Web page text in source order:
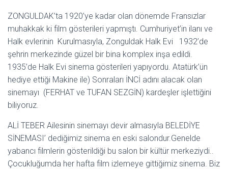
ZONGULDAK’ta 1920’ye kadar olan dönemde Fransızlar
muhakkak ki film gösterileri yapmıştı. Cumhuriyet’in ilanı ve
Halk evlerinin Kurulmasıyla, Zonguldak Halk Evi 1932’de
şehrin merkezinde güzel bir bina komplex inşa edildi.
1935’de Halk Evi sinema gösterileri yapıyordu. Atatürk’ün
hediye ettiği Makine ile) Sonraları İNCİ adını alacak olan
sinemayı (FERHAT ve TUFAN SEZGİN) kardeşler işlettiğini
biliyoruz.
ALİ TEBER Ailesinin sinemayı devir almasıyla BELEDİYE
SİNEMASI’ dediğimiz sinema en eski salondur.Genelde
yabancı filmlerin gösterildiği bu salon bir kültür merkeziydi..
Çocukluğumda her hafta film izlemeye gittiğimiz sinema. Biz